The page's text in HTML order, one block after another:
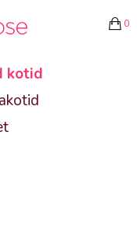
0
kotid